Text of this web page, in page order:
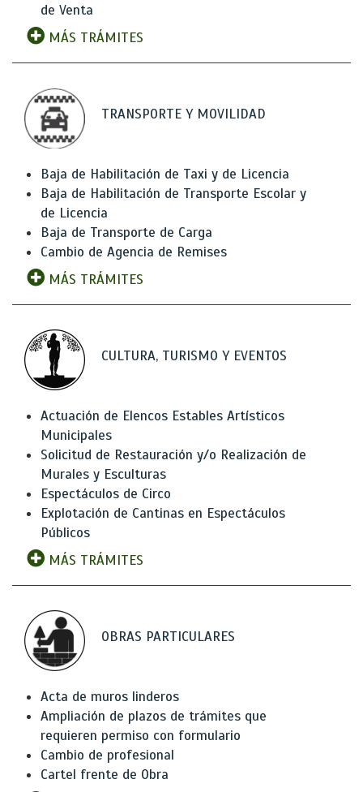
de Venta
MÁS TRÁMITES
TRANSPORTE Y MOVILIDAD
Baja de Habilitación de Taxi y de Licencia
Baja de Habilitación de Transporte Escolar y
de Licencia
Baja de Transporte de Carga
Cambio de Agencia de Remises
MÁS TRÁMITES
CULTURA, TURISMO Y EVENTOS
Actuación de Elencos Estables Artísticos
Municipales
Solicitud de Restauración y/o Realización de
Murales y Esculturas
Espectáculos de Circo
Explotación de Cantinas en Espectáculos
Públicos
MÁS TRÁMITES
OBRAS PARTICULARES
Acta de muros linderos
Ampliación de plazos de trámites que
requieren permiso con formulario
Cambio de profesional
Cartel frente de Obra